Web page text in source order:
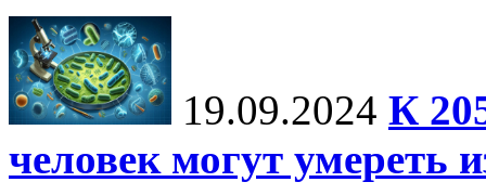
19.09.2024 К
человек могут умереть